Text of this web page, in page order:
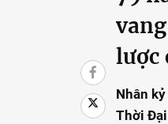
lược
Nhân
Thời